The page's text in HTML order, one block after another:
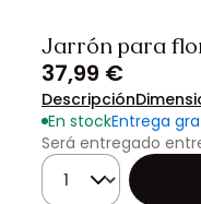
Jarrón para
37,99 €
Descripción
En stockEntrega
Será entregado
Cantidad